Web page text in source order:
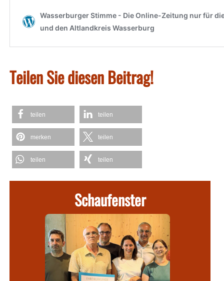
Teilen Sie diesen Beitrag!
teilen teilen
merken teilen
teilen teilen
Schaufenster